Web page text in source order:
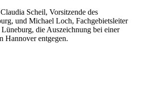
Scheil, Vorsitzende des
und Michael Loch, Fachgebietsleiter
die Auszeichnung bei einer
Hannover entgegen.